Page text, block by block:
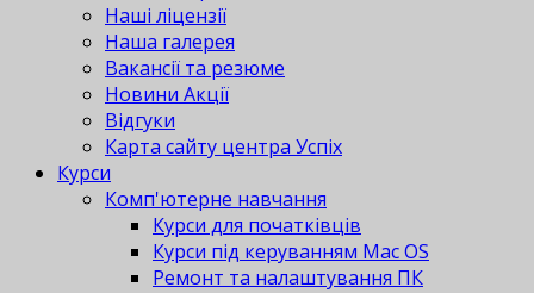
Наші ліцензії
Наша галерея
Вакансії та резюме
Новини Акції
Відгуки
Карта сайту центра Успіх
Курси
Комп'ютерне навчання
Курси для початківців
Курси під керуванням Mac OS
Ремонт та налаштування ПК